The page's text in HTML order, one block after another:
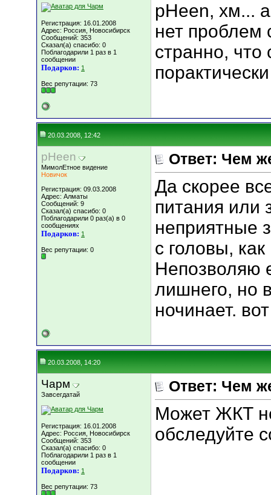
Регистрация: 16.01.2008
Адрес: Россия, Новосибирск
Сообщений: 353
Сказал(а) спасибо: 0
Поблагодарили 1 раз в 1
сообщении
Подарков: 1
Вес репутации: 73
pHeen, хм...
нет проблем
странно,
20.03.2008, 12:42
pHeen
МимолЕтное видение
Новичок
Регистрация: 09.03.2008
Адрес: Алматы
Сообщений: 9
Сказал(а) спасибо: 0
Поблагодарили 0 раз(а) в 0
сообщениях
Подарков: 1
Вес репутации: 0
Ответ: Чем
Да скорее
питания или
неприятные
с головы,
Непозволяю
лишнего, но
ночинает.
20.03.2008, 14:20
Чарм
Завсегдатай
Регистрация: 16.01.2008
Адрес: Россия, Новосибирск
Сообщений: 353
Сказал(а) спасибо: 0
Поблагодарили 1 раз в 1
сообщении
Подарков: 1
Вес репутации: 73
Ответ: Чем
Может ЖКТ
обследуйте